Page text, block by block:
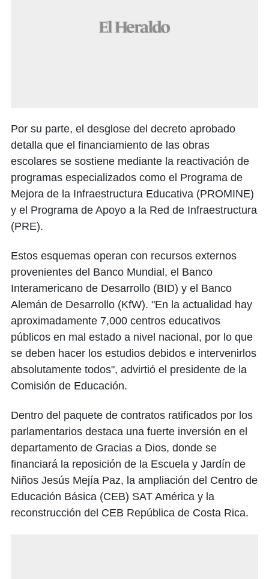
​Por su parte, el desglose del decreto aprobado
detalla que el financiamiento de las obras
escolares se sostiene mediante la reactivación de
programas especializados como el Programa de
Mejora de la Infraestructura Educativa (PROMINE)
y el Programa de Apoyo a la Red de Infraestructura
(PRE).
Estos esquemas operan con recursos externos
provenientes del Banco Mundial, el Banco
Interamericano de Desarrollo (BID) y el Banco
Alemán de Desarrollo (KfW). ​"En la actualidad hay
aproximadamente 7,000 centros educativos
públicos en mal estado a nivel nacional, por lo que
se deben hacer los estudios debidos e intervenirlos
absolutamente todos", advirtió el presidente de la
Comisión de Educación.
​Dentro del paquete de contratos ratificados por los
parlamentarios destaca una fuerte inversión en el
departamento de Gracias a Dios, donde se
financiará la reposición de la Escuela y Jardín de
Niños Jesús Mejía Paz, la ampliación del Centro de
Educación Básica (CEB) SAT América y la
reconstrucción del CEB República de Costa Rica.